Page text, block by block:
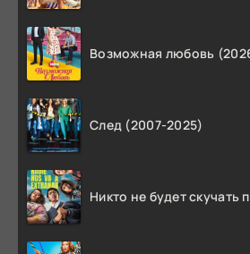
Возможная любовь
След (2007-2025)
Никто не будет скучать